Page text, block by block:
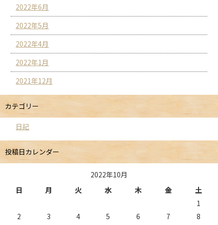
2022年6月
2022年5月
2022年4月
2022年1月
2021年12月
カテゴリー
日記
投稿日カレンダー
2022年10月
日
月 火 水 木 金
土
1
2
3 4 5 6 7
8